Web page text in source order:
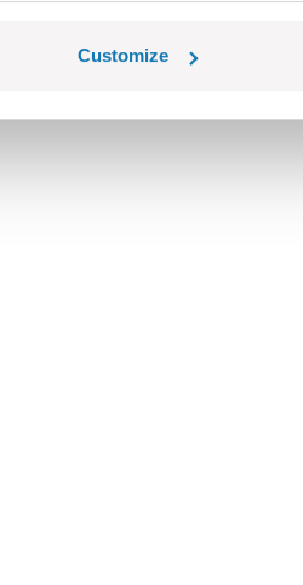
Customize
będzie chciała się rozwinąć.
kart – koniec z bałaganem i